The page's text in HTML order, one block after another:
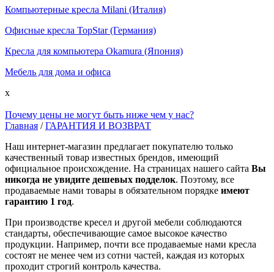
Компьютерные кресла Milani (Италия)
Офисные кресла TopStar (Германия)
Кресла для компьютера Okamura (Япония)
Мебель для дома и офиса
x
Почему цены не могут быть ниже чем у нас?
Главная /ГАРАНТИЯ И ВОЗВРАТ
Наш интернет-магазин предлагает покупателю только
качественный товар известных брендов, имеющий
официальное происхождение. На страницах нашего сайта Вы
никогда не увидите дешевых подделок. Поэтому, все
продаваемые нами товары в обязательном порядке имеют
гарантию 1 год.
При производстве кресел и другой мебели соблюдаются
стандарты, обеспечивающие самое высокое качество
продукции. Например, почти все продаваемые нами кресла
состоят не менее чем из сотни частей, каждая из которых
проходит строгий контроль качества.